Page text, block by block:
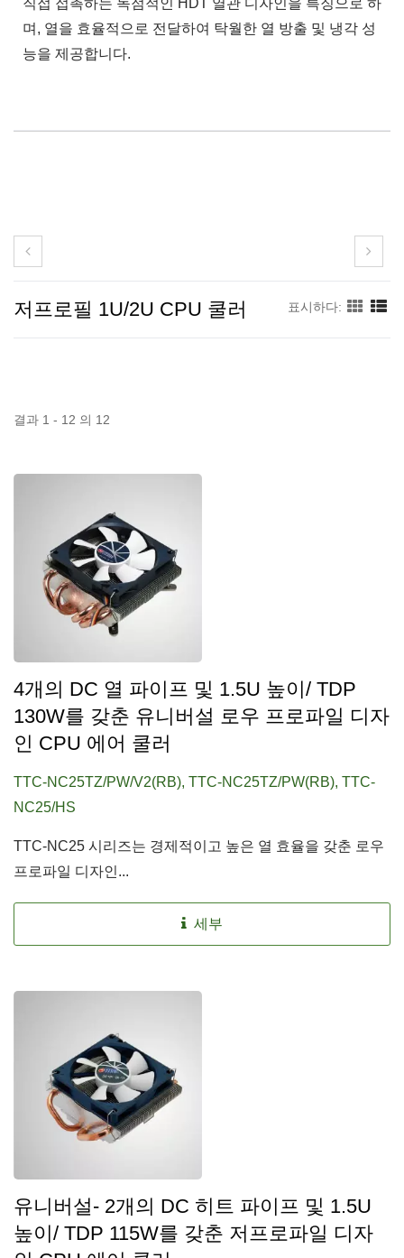
직접 접촉하는 독점적인 HDT 열관 디자인을 특징으로 하
며, 열을 효율적으로 전달하여 탁월한 열 방출 및 냉각 성
능을 제공합니다.
저프로필 1U/2U CPU 쿨러 표시하다:
결과 1 - 12 의 12
4개의 DC 열 파이프 및 1.5U 높이/ TDP
130W를 갖춘 유니버설 로우 프로파일 디자
인 CPU 에어 쿨러
TTC-NC25TZ/PW/V2(RB), TTC-NC25TZ/PW(RB), TTC-
NC25/HS
TTC-NC25 시리즈는 경제적이고 높은 열 효율을 갖춘 로우
프로파일 디자인...
세부
유니버설- 2개의 DC 히트 파이프 및 1.5U
높이/ TDP 115W를 갖춘 저프로파일 디자